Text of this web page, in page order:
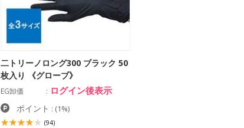
二トリーノロング300 ブラック 50
枚入り 《グローブ》
EG卸価 ログイン後表示
ポイント : (1%)
(94)